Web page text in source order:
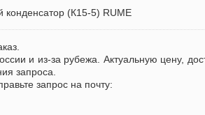
конденсатор (К15-5) RUME
и из-за рубежа. Актуальную цену,
запроса.
запрос на почту: